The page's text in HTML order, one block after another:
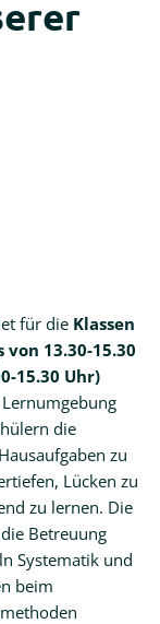
für die Klassen
von 13.30-15.30
15.30 Uhr)
die
zu
Lücken zu
zu lernen. Die
Betreuung
Systematik und
beim